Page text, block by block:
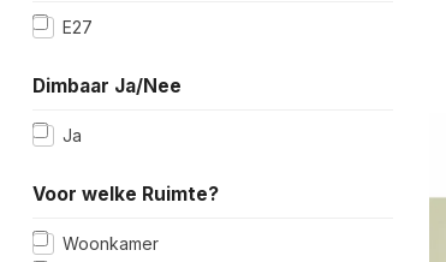
E27
Dimbaar Ja/Nee
Ja
Voor welke Ruimte?
Woonkamer